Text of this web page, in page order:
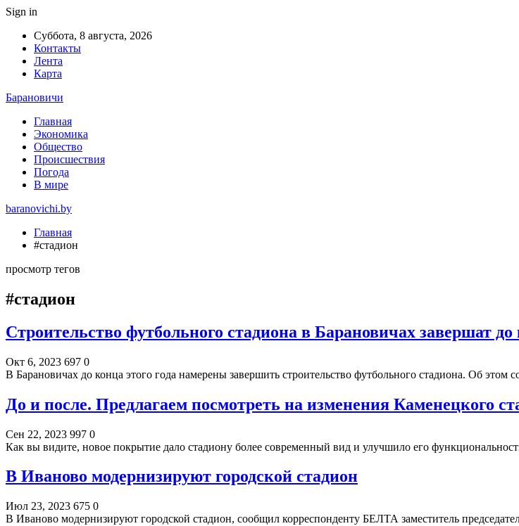
Sign in
Суббота, 8 августа, 2026
Контакты
Лента
Карта
Барановичи
Главная
Экономика
Общество
Происшествия
Погода
В мире
baranovichi.by
Главная
#стадион
просмотр тегов
#стадион
Строительство футбольного стадиона в Барановичах завершат до
Окт 6, 2023 697 0
В Барановичах до конца этого года намерены завершить строительство футбольного стадиона. Об этом
До и после. Предлагаем посмотреть на изменения Каменецкого
Сен 22, 2023 997 0
Как вы видите, новое покрытие дало стадиону более современный вид и улучшило его
В Иваново модернизируют городской стадион
Июл 23, 2023 675 0
В Иваново модернизируют городской стадион, сообщил корреспонденту БЕЛТА заместитель